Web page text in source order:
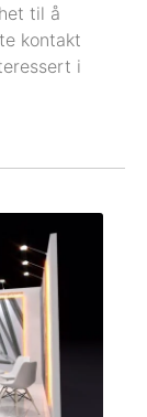
til å
kontakt
i